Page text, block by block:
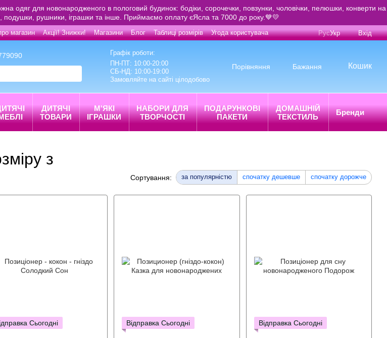
одяг для новонародженого в пологовий будинок: бодіки, сорочечки, повзунки, чоловічки, пелюшки, конверти на
рушники, іграшки та інше. Приймаємо оплату єЯсла та 7000 до року.💙💛
магазин Акції! Знижки! Магазини Блог Таблиці розмірів Угода користувача РусУкр Вхід
Графік роботи:
ПН-ПТ: 10:00-20:00
СБ-НД: 10:00-19:00
Замовляйте на сайті цілодобово
Порівняння Бажання Кошик
ДИТЯЧІ
ТОВАРИ
М'ЯКІ
ІГРАШКИ
НАБОРИ ДЛЯ
ТВОРЧОСТІ
ПОДАРУНКОВІ
ПАКЕТИ
ДОМАШНІЙ
ТЕКСТИЛЬ
Бренди
з
Сортування: за популярністю спочатку дешевше спочатку дорожче
Сьогодні Відправка Сьогодні Відправка Сьогодні